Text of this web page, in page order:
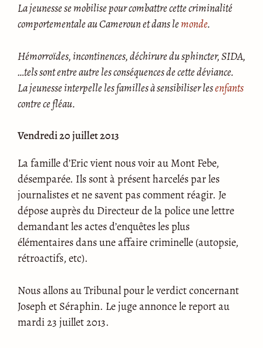
La jeunesse se mobilise pour combattre cette criminalité
comportementale au Cameroun et dans lemonde.
Hémorroïdes, incontinences, déchirure du sphincter, SIDA,
…tels sont entre autre les conséquences de cette déviance.
La jeunesse interpelle les familles à sensibiliser lesenfants
contre ce fléau.
Vendredi 20 juillet 2013
La famille d’Eric vient nous voir au Mont Febe,
désemparée. Ils sont à présent harcelés par les
journalistes et ne savent pas comment réagir. Je
dépose auprès du Directeur de la police une lettre
demandant les actes d’enquêtes les plus
élémentaires dans une affaire criminelle (autopsie,
rétroactifs, etc).
Nous allons au Tribunal pour le verdict concernant
Joseph et Séraphin. Le juge annonce le report au
mardi 23 juillet 2013.